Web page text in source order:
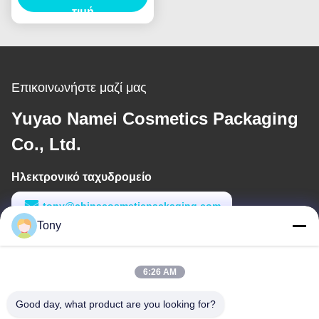
χωρητικότητα
τιμή
Επικοινωνήστε μαζί μας
Yuyao Namei Cosmetics Packaging
Co., Ltd.
Ηλεκτρονικό ταχυδρομείο
tony@chinacosmeticpackaging.com
Εργασιακό χρόνο
Tony
6:26 AM
Good day, what product are you looking for?